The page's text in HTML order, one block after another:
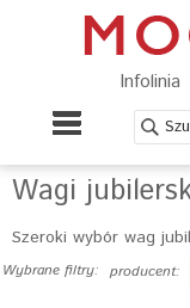
Infolinia
Wagi
Szeroki wybór wag
Wybrane filtry: producent: